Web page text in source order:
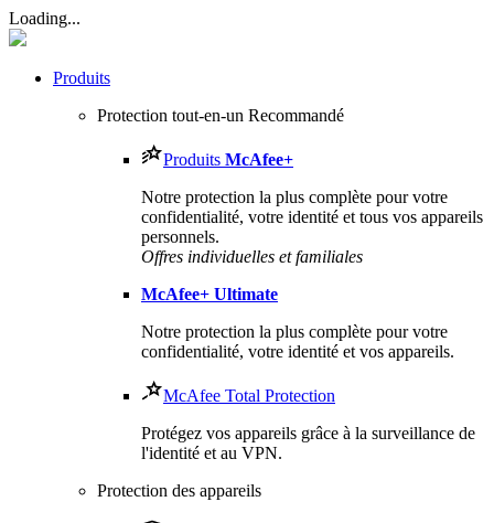
Loading...
Produits
Protection tout-en-un Recommandé
Produits McAfee+
Notre protection la plus complète pour votre
confidentialité, votre identité et tous vos appareils
personnels.​
Offres individuelles et familiales
McAfee+ Ultimate
Notre protection la plus complète pour votre
confidentialité, votre identité et vos appareils.
McAfee Total Protection
Protégez vos appareils grâce à la surveillance de
l'identité et au VPN.
Protection des appareils